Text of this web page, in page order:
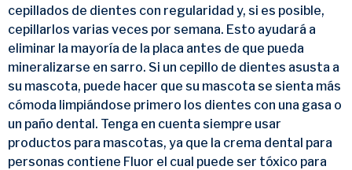
cepillados de dientes con regularidad y, si es posible,
cepillarlos varias veces por semana. Esto ayudará a
eliminar la mayoría de la placa antes de que pueda
mineralizarse en sarro. Si un cepillo de dientes asusta a
su mascota, puede hacer que su mascota se sienta más
cómoda limpiándose primero los dientes con una gasa o
un paño dental. Tenga en cuenta siempre usar
productos para mascotas, ya que la crema dental para
personas contiene Fluor el cual puede ser tóxico para